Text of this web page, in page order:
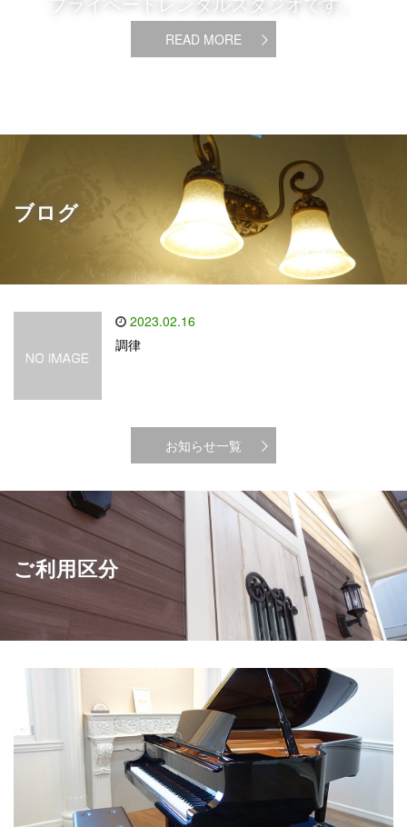
プライベートレンタルスタジオです。
READ MORE
ブログ
2023.02.16
調律
お知らせ一覧
ご利用区分
ピアノをご利用の方